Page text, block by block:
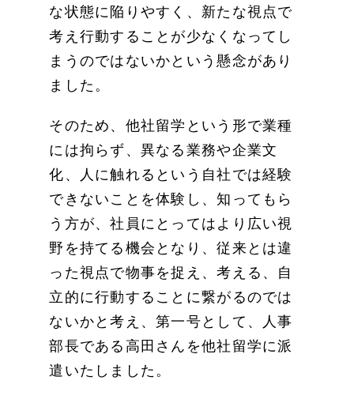
な状態に陥りやすく、新たな視点で
考え行動することが少なくなってし
まうのではないかという懸念があり
ました。
そのため、他社留学という形で業種
には拘らず、異なる業務や企業文
化、人に触れるという自社では経験
できないことを体験し、知ってもら
う方が、社員にとってはより広い視
野を持てる機会となり、従来とは違
った視点で物事を捉え、考える、自
立的に行動することに繋がるのでは
ないかと考え、第一号として、人事
部長である高田さんを他社留学に派
遣いたしました。